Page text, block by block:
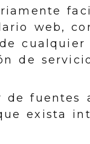
web,
de
de fuentes
exista